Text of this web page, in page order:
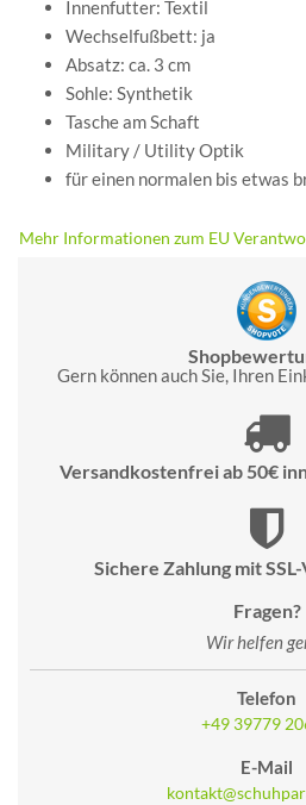
Innenfutter: Textil
Wechselfußbett: ja
Absatz: ca. 3 cm
Sohle: Synthetik
Tasche am Schaft
Military / Utility Optik
für einen normalen bis etwas
Mehr Informationen zum EU
Gern können auch Sie, Ihren
Versandkostenfrei ab 50€
Sichere Zahlung mit
Fragen?
Wir helfen
Telefon
+49 39779
E-Mail